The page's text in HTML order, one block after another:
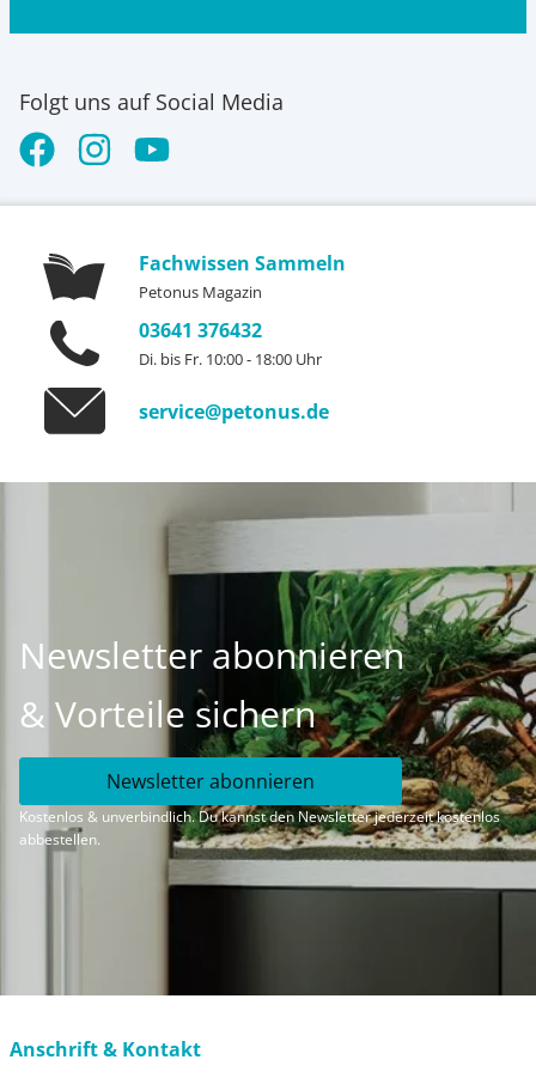
Folgt uns auf Social Media
Fachwissen Sammeln
Petonus Magazin
03641 376432
Di. bis Fr. 10:00 - 18:00 Uhr
service@petonus.de
Newsletter abonnieren
& Vorteile sichern
Newsletter abonnieren
Kostenlos & unverbindlich. Du kannst den Newsletter jederzeit kostenlos
abbestellen.
Anschrift & Kontakt